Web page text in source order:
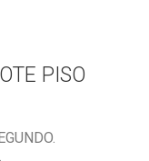
PISO